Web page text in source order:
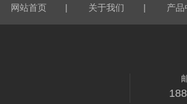
网站首页 | 关于我们 | 产品